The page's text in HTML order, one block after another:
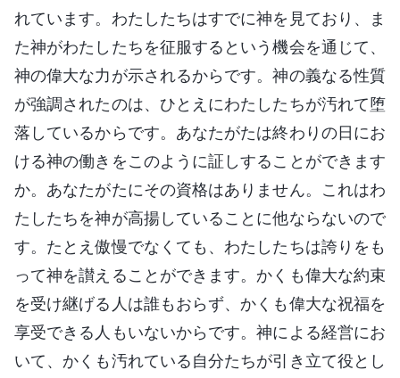
れています。わたしたちはすでに神を見ており、ま
た神がわたしたちを征服するという機会を通じて、
神の偉大な力が示されるからです。神の義なる性質
が強調されたのは、ひとえにわたしたちが汚れて堕
落しているからです。あなたがたは終わりの日にお
ける神の働きをこのように証しすることができます
か。あなたがたにその資格はありません。これはわ
たしたちを神が高揚していることに他ならないので
す。たとえ傲慢でなくても、わたしたちは誇りをも
って神を讃えることができます。かくも偉大な約束
を受け継げる人は誰もおらず、かくも偉大な祝福を
享受できる人もいないからです。神による経営にお
いて、かくも汚れている自分たちが引き立て役とし